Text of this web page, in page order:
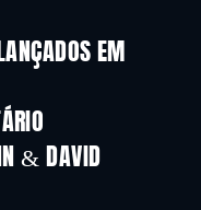
EM
& DAVID